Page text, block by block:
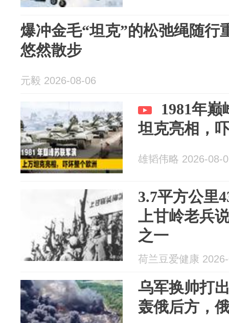
爆冲金毛“坦克”的松弛绳随行
悠然散步
元毅 2026-08-06
1981年
坦克亮相，
雄韬伟略 2026-08-
3.7平方公里
上甘岭老兵
之一
荷兰豆爱健康
乌军换帅打
轰俄后方，